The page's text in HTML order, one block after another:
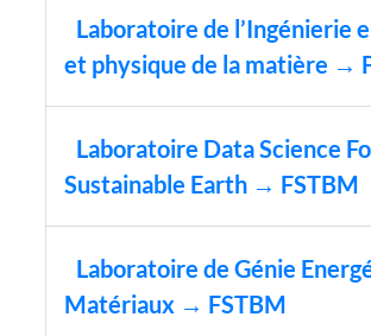
Laboratoire de l’Ingénierie
et physique de la matière →
Laboratoire Data Science
Sustainable Earth → FSTBM
Laboratoire de Génie
Matériaux → FSTBM